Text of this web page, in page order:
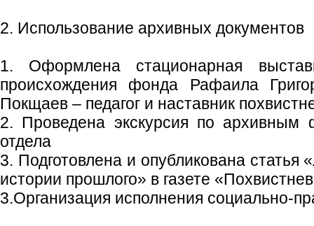
2. Использование архивных документов
1. Оформлена стационарная
происхождения фонда Рафаила
Покщаев – педагог и наставник
2. Проведена экскурсия по архивным
отдела
3. Подготовлена и опубликована
истории прошлого» в газете
3.Организация исполнения социально-